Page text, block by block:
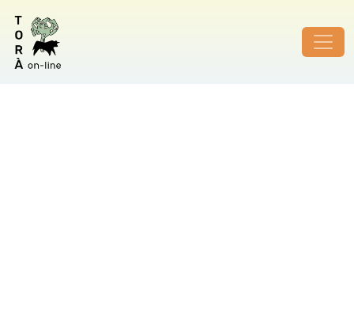
ID de foto no vàlid